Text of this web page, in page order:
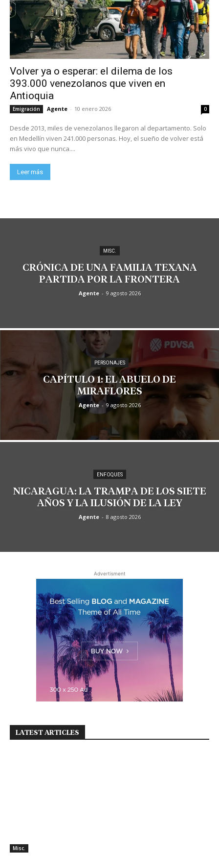
Volver ya o esperar: el dilema de los
393.000 venezolanos que viven en
Antioquia
Emigración Agente - 10 enero 2026 0
Desde 2013, miles de venezolanos llegaron al departamento. Solo
en Medellín viven 241.000 personas. Hoy, el sueño de volver está
más vivo que nunca....
Leer más
MISC.
CRÓNICA DE UNA FAMILIA TEXANA
PARTIDA POR LA FRONTERA
Agente - 9 agosto 2026
PERSONAJES
CAPÍTULO 1: EL ABUELO DE
MIRAFLORES
Agente - 9 agosto 2026
ENFOQUES
NICARAGUA: LA TRAMPA DE LOS SIETE
AÑOS Y LA ILUSIÓN DE LA LEY
Agente - 8 agosto 2026
Advertisment
LATEST ARTICLES
Misc.